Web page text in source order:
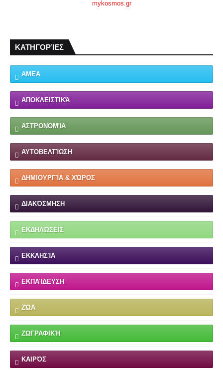
mykosmos.gr
ΚΑΤΗΓΟΡΊΕΣ
ΑΜΕΑ
ΑΠΟΚΛΕΙΣΤΙΚΆ
ΑΣΤΡΟΝΟΜΊΑ
ΑΥΤΟΒΕΛΤΊΩΣΗ
ΔΗΜΙΟΥΡΓΊΑ & ΧΏΡΟΣ
ΔΙΑΚΌΣΜΗΣΗ
ΕΚΔΗΛΏΣΕΙΣ
ΕΚΚΛΗΣΊΑ
ΕΚΠΑΊΔΕΥΣΗ
ΖΏΑ
ΖΩΓΡΑΦΙΚΉ
ΚΑΙΡΌΣ